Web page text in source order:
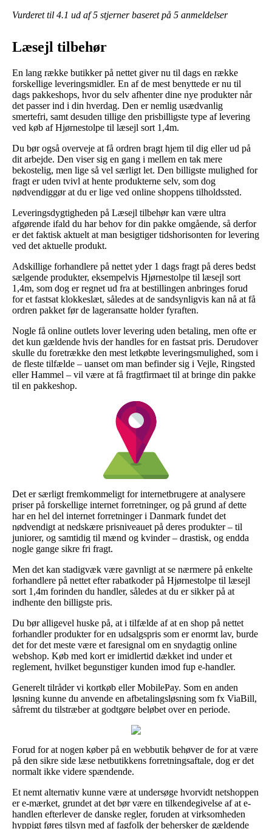
Vurderet til 4.1 ud af 5 stjerner baseret på 5 anmeldelser
Læsejl tilbehør
En lang række butikker på nettet giver nu til dags en række
forskellige leveringsmidler. En af de mest benyttede er nu til
dags pakkeshops, hvor du selv afhenter dine nye produkter når
det passer ind i din hverdag. Den er nemlig usædvanlig
smertefri, samt desuden tillige den prisbilligste type af levering
ved køb af Hjørnestolpe til læsejl sort 1,4m.
Du bør også overveje at få ordren bragt hjem til dig eller ud på
dit arbejde. Den viser sig en gang i mellem en tak mere
bekostelig, men lige så vel særligt let. Den billigste mulighed for
fragt er uden tvivl at hente produkterne selv, som dog
nødvendiggør at du er lige ved online shoppens tilholdssted.
Leveringsdygtigheden på Læsejl tilbehør kan være ultra
afgørende ifald du har behov for din pakke omgående, så derfor
er det faktisk aktuelt at man besigtiger tidshorisonten for levering
ved det aktuelle produkt.
Adskillige forhandlere på nettet yder 1 dags fragt på deres bedst
sælgende produkter, eksempelvis Hjørnestolpe til læsejl sort
1,4m, som dog er regnet ud fra at bestillingen anbringes forud
for et fastsat klokkeslæt, således at de sandsynligvis kan nå at få
ordren pakket før de lageransatte holder fyraften.
Nogle få online outlets lover levering uden betaling, men ofte er
det kun gældende hvis der handles for en fastsat pris. Derudover
skulle du foretrække den mest letkøbte leveringsmulighed, som i
de fleste tilfælde – uanset om man befinder sig i Vejle, Ringsted
eller Hammel – vil være at få fragtfirmaet til at bringe din pakke
til en pakkeshop.
Det er særligt fremkommeligt for internetbrugere at analysere
priser på forskellige internet forretninger, og på grund af dette
har en hel del internet forretninger i Danmark fundet det
nødvendigt at nedskære prisniveauet på deres produkter – til
juniorer, og samtidig til mænd og kvinder – drastisk, og endda
nogle gange sikre fri fragt.
Men det kan stadigvæk være gavnligt at se nærmere på enkelte
forhandlere på nettet efter rabatkoder på Hjørnestolpe til læsejl
sort 1,4m forinden du handler, således at du er sikker på at
indhente den billigste pris.
Du bør alligevel huske på, at i tilfælde af at en shop på nettet
forhandler produkter for en udsalgspris som er enormt lav, burde
det for det meste være et faresignal om en snydagtig online
webshop. Køb med kort er imidlertid dækket ind under et
reglement, hvilket begunstiger kunden imod fup e-handler.
Generelt tilråder vi kortkøb eller MobilePay. Som en anden
løsning kunne du anvende en afbetalingsløsning som fx ViaBill,
såfremt du tilstræber at godtgøre beløbet over en periode.
Forud for at nogen køber på en webbutik behøver de for at være
på den sikre side læse netbutikkens forretningsaftale, dog er det
normalt ikke videre spændende.
Et nemt alternativ kunne være at undersøge hvorvidt netshoppen
er e-mærket, grundet at det bør være en tilkendegivelse af at e-
handlen efterlever de danske regler, foruden at virksomheden
hyppigt føres tilsyn med af fagfolk der behersker de gældende